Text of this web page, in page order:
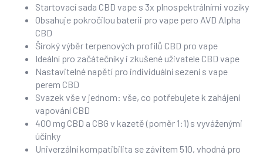
Startovací sada CBD vape s 3x plnospektrálními vozíky
Obsahuje pokročilou baterii pro vape pero AVD Alpha
CBD
Široký výběr terpenových profilů CBD pro vape
Ideální pro začátečníky i zkušené uživatele CBD vape
Nastavitelné napětí pro individuální sezení s vape
perem CBD
Svazek vše v jednom: vše, co potřebujete k zahájení
vapování CBD
400 mg CBD a CBG v kazetě (poměr 1:1) s vyváženými
účinky
Univerzální kompatibilita se závitem 510, vhodná pro